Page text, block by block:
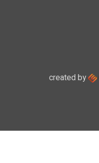
created by